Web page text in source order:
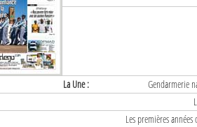
La Une :
Gendarmerie
Les premières